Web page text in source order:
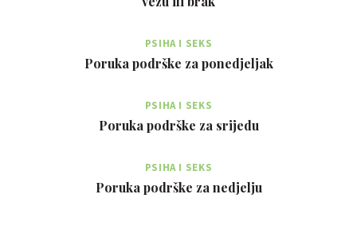
PSIHA I SEKS
Poruka podrške za ponedjeljak
PSIHA I SEKS
Poruka podrške za srijedu
PSIHA I SEKS
Poruka podrške za nedjelju